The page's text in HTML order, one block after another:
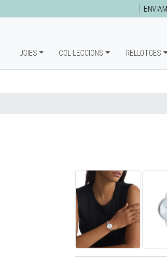
JOIES COL·LECCIONS RELLOTGES